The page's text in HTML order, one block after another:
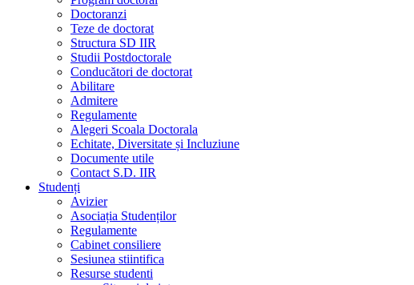
Doctoranzi
Teze de doctorat
Structura SD IIR
Studii Postdoctorale
Conducători de doctorat
Abilitare
Admitere
Regulamente
Alegeri Scoala Doctorala
Echitate, Diversitate și Incluziune
Documente utile
Contact S.D. IIR
Studenți
Avizier
Asociația Studenților
Regulamente
Cabinet consiliere
Sesiunea stiintifica
Resurse studenti